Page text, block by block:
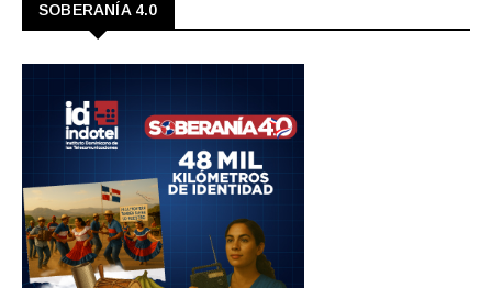
SOBERANÍA 4.0